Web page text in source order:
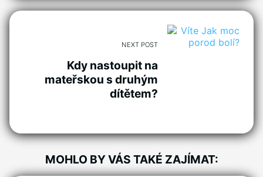
NEXT POST
Kdy nastoupit na
mateřskou s druhým
dítětem?
MOHLO BY VÁS TAKÉ ZAJÍMAT: